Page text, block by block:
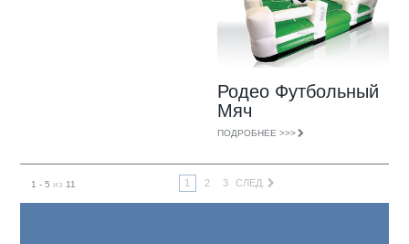
Родео Футбольный
Мяч
ПОДРОБНЕЕ >>>
1 - 5 из 11 1 2 3 СЛЕД.